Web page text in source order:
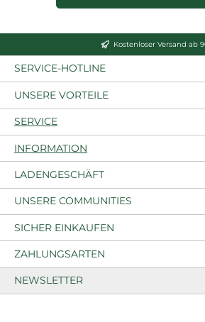
Kostenloser Versand ab
SERVICE-HOTLINE
UNSERE VORTEILE
SERVICE
INFORMATION
LADENGESCHÄFT
UNSERE COMMUNITIES
SICHER EINKAUFEN
ZAHLUNGSARTEN
NEWSLETTER